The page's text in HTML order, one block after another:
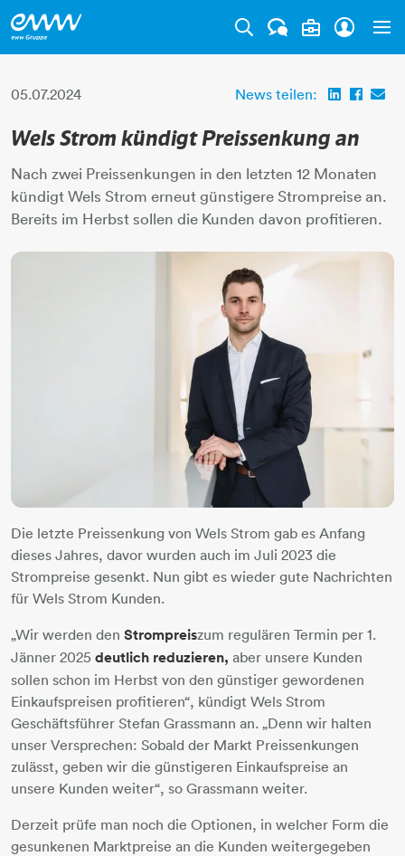
05.07.2024 News teilen:
Wels Strom kündigt Preissenkung an
Nach zwei Preissenkungen in den letzten 12 Monaten
kündigt Wels Strom erneut günstigere Strompreise an.
Bereits im Herbst sollen die Kunden davon profitieren.
Die letzte Preissenkung von Wels Strom gab es Anfang
dieses Jahres, davor wurden auch im Juli 2023 die
Strompreise gesenkt. Nun gibt es wieder gute Nachrichten
für Wels Strom Kunden.
„Wir werden den Strompreiszum regulären Termin per 1.
Jänner 2025 deutlich reduzieren, aber unsere Kunden
sollen schon im Herbst von den günstiger gewordenen
Einkaufspreisen profitieren“, kündigt Wels Strom
Geschäftsführer Stefan Grassmann an. „Denn wir halten
unser Versprechen: Sobald der Markt Preissenkungen
zulässt, geben wir die günstigeren Einkaufspreise an
unsere Kunden weiter“, so Grassmann weiter.
Derzeit prüfe man noch die Optionen, in welcher Form die
gesunkenen Marktpreise an die Kunden weitergegeben